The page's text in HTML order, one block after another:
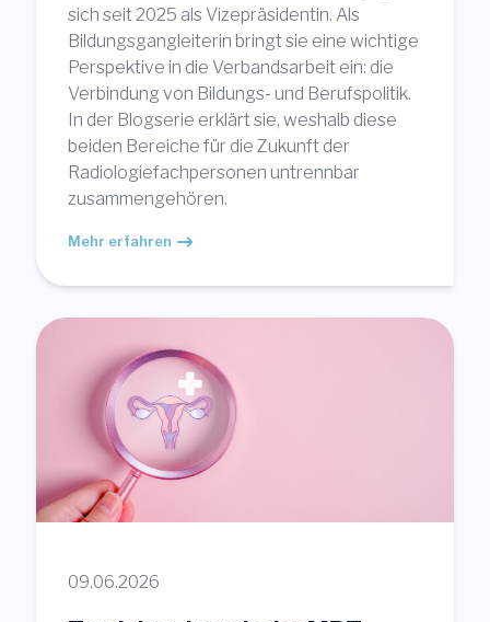
sich seit 2025 als Vizepräsidentin. Als
Bildungsgangleiterin bringt sie eine wichtige
Perspektive in die Verbandsarbeit ein: die
Verbindung von Bildungs- und Berufspolitik.
In der Blogserie erklärt sie, weshalb diese
beiden Bereiche für die Zukunft der
Radiologiefachpersonen untrennbar
zusammengehören.
Mehr erfahren
09.06.2026